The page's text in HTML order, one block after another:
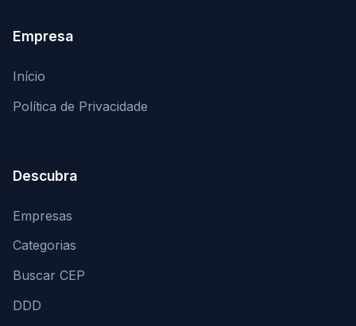
Empresa
Início
Política de Privacidade
Descubra
Empresas
Categorias
Buscar CEP
DDD